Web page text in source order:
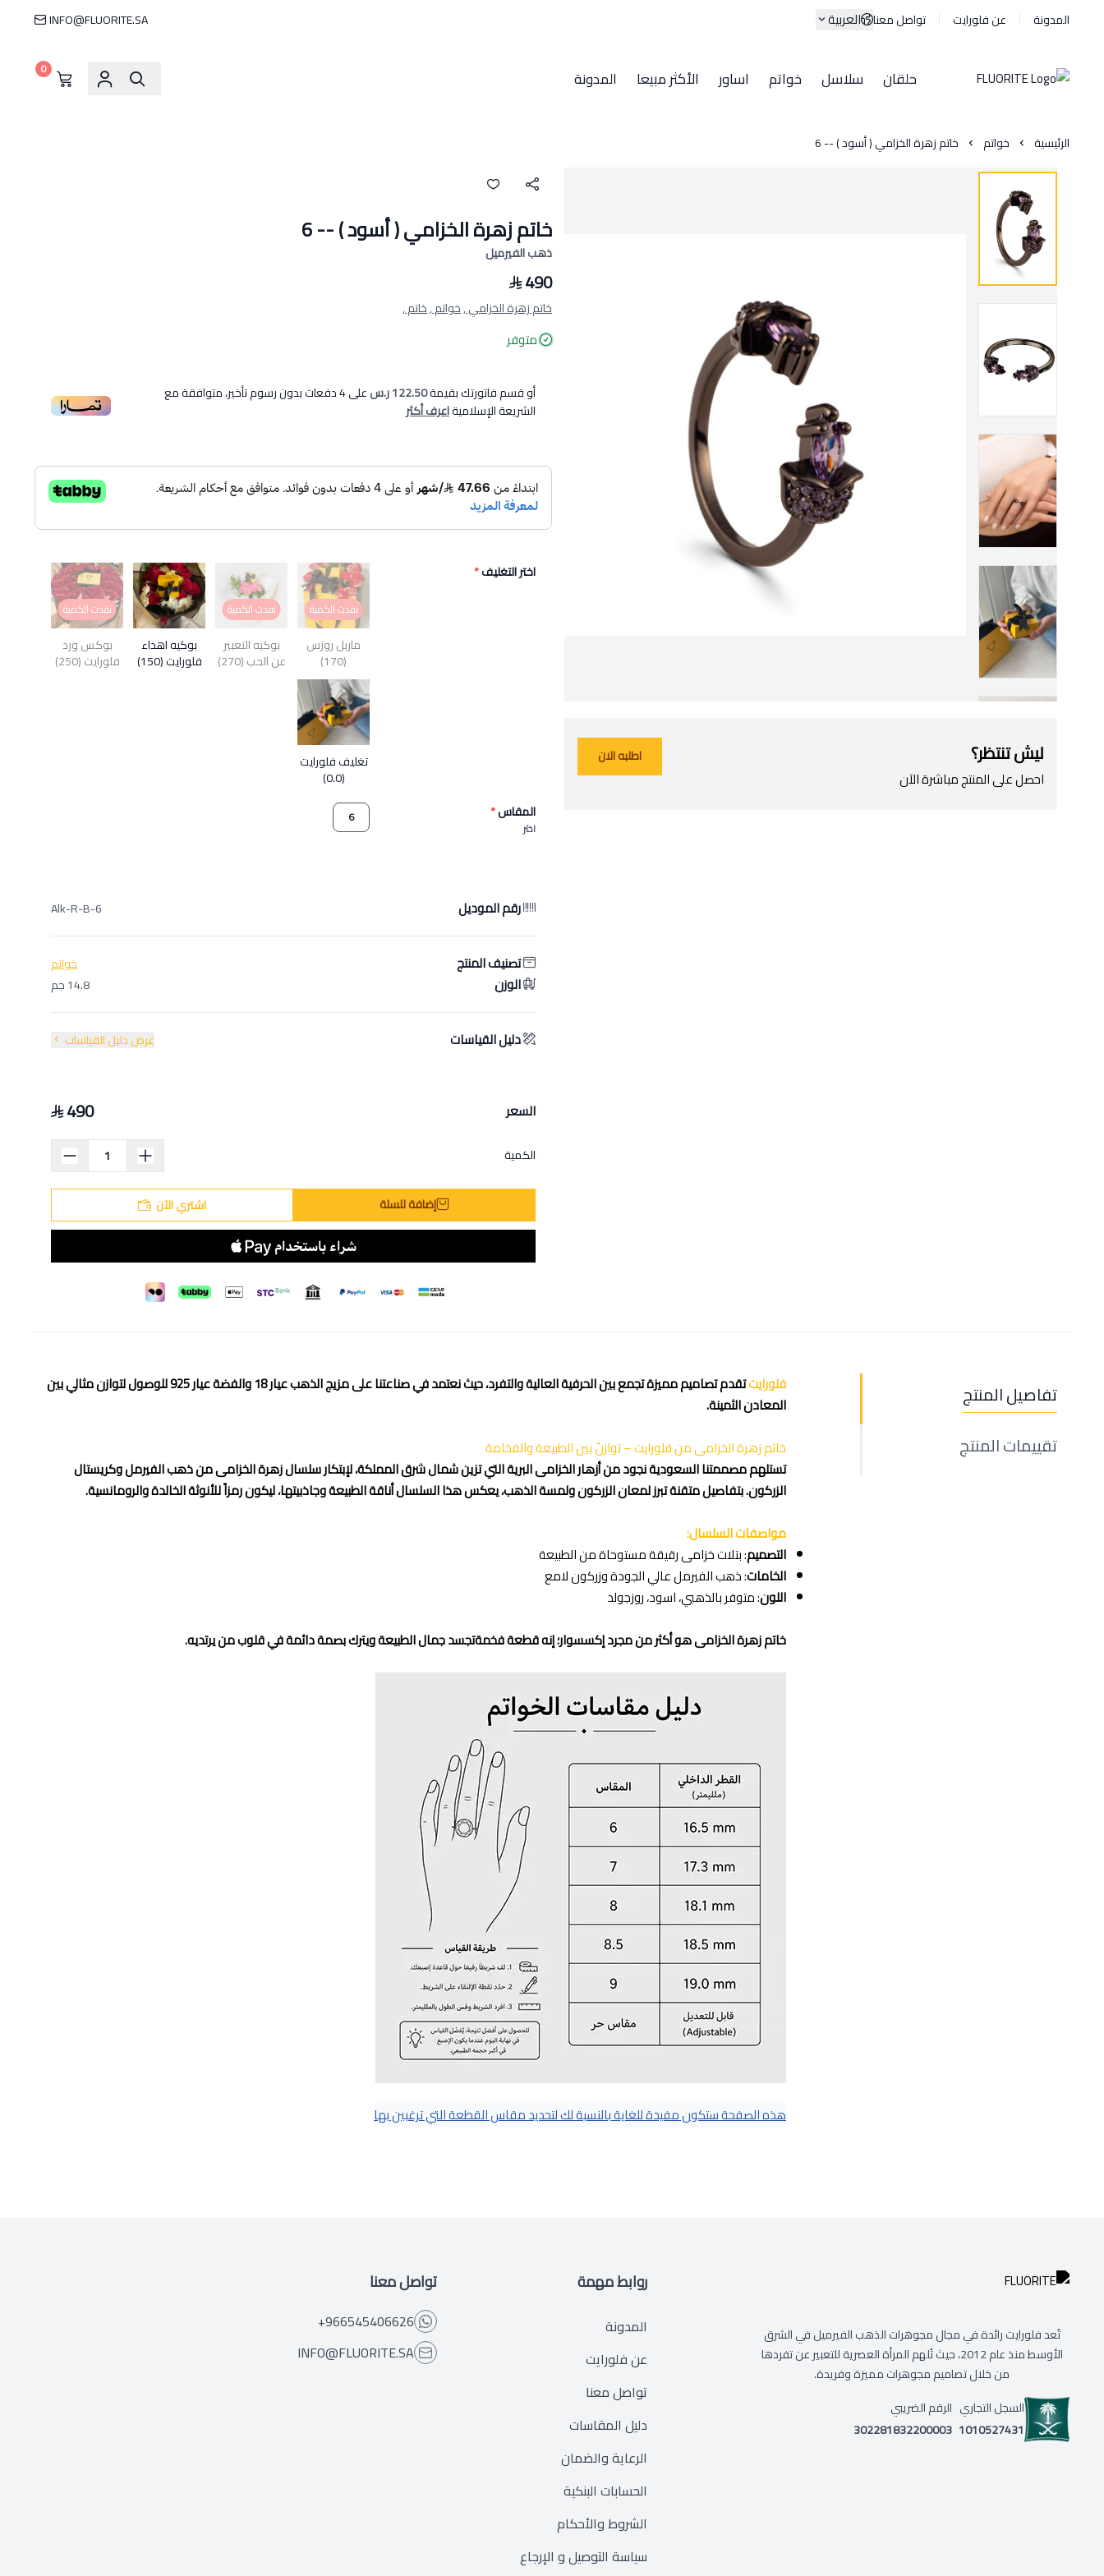
المدونة عن فلورايت تواصل معنا العربية INFO@FLUORITE.SA
حلقان سلاسل خواتم اساور الأكثر مبيعا المدونة 0
الرئيسية خواتم خاتم زهرة الخزامي ( أسود ) -- 6
ليش تنتظر؟
احصل على المنتج مباشرة الآن
اطلبه الان
خاتم زهرة الخزامي ( أسود ) -- 6
ذهب الفيرميل
490
خاتم زهرة الخزامي ,خواتم ,خاتم ,
متوفر
أو قسم فاتورتك بقيمة122.50 ر.س على4دفعات بدون رسوم تأخير، متوافقة مع
الشريعة الإسلاميةاعرف أكثر
اختر التغليف*
نفدت الكمية
ماربل روزس
(170)
نفدت الكمية
بوكيه التعبير
عن الحب (270)
بوكيه اهداء
فلورايت (150)
نفدت الكمية
بوكس ورد
فلورايت (250)
تغليف فلورايت
(0.0)
المقاس*
اختر
6
رقم الموديل Alk-R-B-6
تصنيف المنتج خواتم
الوزن 14.8 جم
دليل القياسات عرض دليل القياسات
السعر 490
الكمية
إضافة للسلة اشتري الآن
تفاصيل المنتج
تقييمات المنتج
فلورايت
تقدم تصاميم مميزة تجمع بين الحرفية العالية والتفرد، حيث نعتمد في صناعتنا على مزيج الذهب عيار 18 والفضة عيار 925 للوصول لتوازن مثالي بين
المعادن الثمينة.
خاتم زهرة الخزامى من فلورايت – توازنٌ بين الطبيعة والفخامة
تستلهم مصممتنا السعودية نجود من أزهار الخزامى البرية التي تزين شمال شرق المملكة، لإبتكار سلسال زهرة الخزامى من ذهب الفيرمل وكريستال
الزركون. بتفاصيل متقنة تبرز لمعان الزركون ولمسة الذهب، يعكس هذا السلسال أناقة الطبيعة وجاذبيتها، ليكون رمزاً للأنوثة الخالدة والرومانسية.
مواصفات السلسال:
التصميم: بتلات خزامى رقيقة مستوحاة من الطبيعة
الخامات: ذهب الفيرمل عالي الجودة وزركون لامع
اللون: متوفر بالذهبي، اسود، روزجولد
خاتم زهرة الخزامى هو أكثر من مجرد إكسسوار؛ إنه قطعة فخمةتجسد جمال الطبيعة ويترك بصمة دائمة في قلوب من يرتديه.
هذه الصفحة ستكون مفيدة للغاية بالنسبة لك لتحديد مقاس القطعة التي ترغبين بها
تُعد فلورايت رائدة في مجال مجوهرات الذهب الفيرميل في الشرق
الأوسط منذ عام 2012، حيث تُلهم المرأة العصرية للتعبير عن تفردها
من خلال تصاميم مجوهرات مميزة وفريدة.
السجل التجاري
1010527431
الرقم الضريبي
302281832200003
روابط مهمة
المدونة
عن فلورايت
تواصل معنا
دليل المقاسات
الرعاية والضمان
الحسابات البنكية
الشروط والأحكام
سياسة التوصيل و الإرجاع
تواصل معنا
+966545406626
INFO@FLUORITE.SA